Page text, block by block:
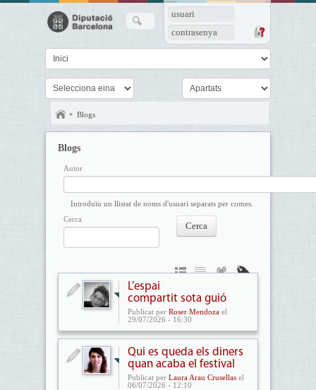
usuari
contrasenya
Blogs
Blogs
Autor
Introduïu un llistat de noms d'usuari separats per comes.
Cerca
L’espai
compartit sota guió
Publicat per Roser Mendozael
29/07/2026 - 16:30
Qui es queda els diners
quan acaba el festival
Publicat per Laura Arau Crusellasel
06/07/2026 - 12:10